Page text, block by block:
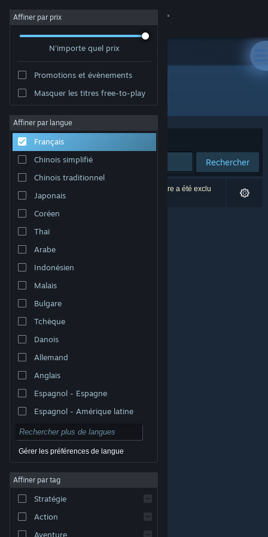
Se connecter
Magasin
À propos
Support
Changer la langue
Télécharger l'application mobile Steam
Voir version ordi. du site
© Valve Corporation. Tous droits réservés. Toutes les
titulaires aux États-Unis et dans d'autres pays.
Accessibilité
Remboursements
Affiner par prix
N'importe quel prix
Promotions et évènements
Masquer les titres free-to-play
Affiner par langue
Français
Chinois simplifié
Chinois traditionnel
Japonais
Coréen
Thaï
Arabe
Indonésien
Malais
Bulgare
Tchèque
Danois
Allemand
Anglais
Espagnol - Espagne
Espagnol - Amérique latine
Gérer les préférences de langue
Affiner par tag
Stratégie
Action
Aventure
Développement : ARdigitC
Trier par Pertinence
Rechercher
0 résultats correspondent à votre recherche. 1 titre a été exclu
selon vos préférences.